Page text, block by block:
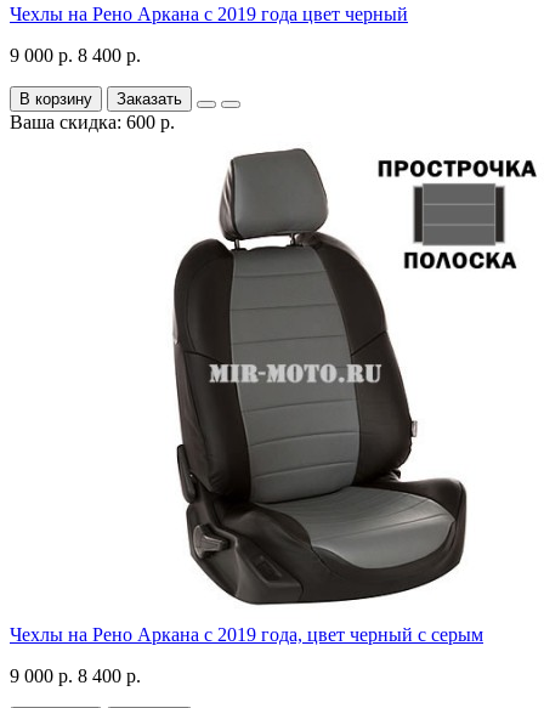
Чехлы на Рено Аркана с 2019 года цвет черный
9 000 р. 8 400 р.
В корзину Заказать
Ваша скидка: 600 р.
Чехлы на Рено Аркана с 2019 года, цвет черный с серым
9 000 р. 8 400 р.